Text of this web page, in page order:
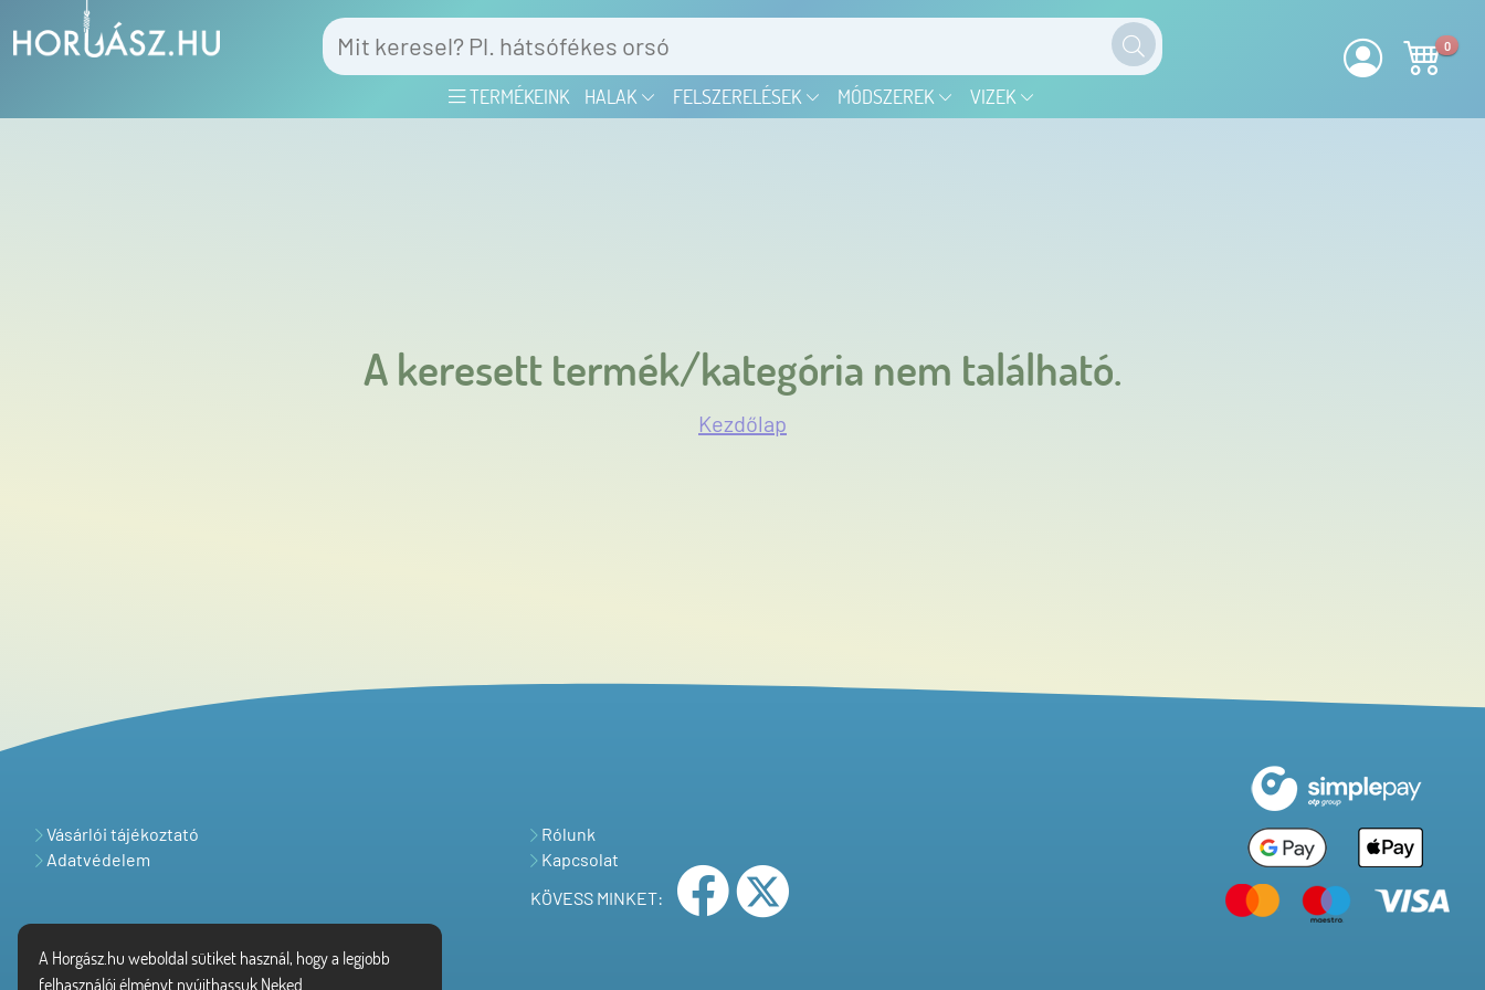
A Horgász.hu weboldal sütiket használ, hogy a legjobb
felhasználói élményt nyújthassuk Neked.
TERMÉKEINK HALAK FELSZERELÉSEK MÓDSZEREK VIZEK
0
A keresett termék/kategória nem található.
Kezdőlap
Vásárlói tájékoztató
Adatvédelem
Rólunk
Kapcsolat
KÖVESS MINKET: